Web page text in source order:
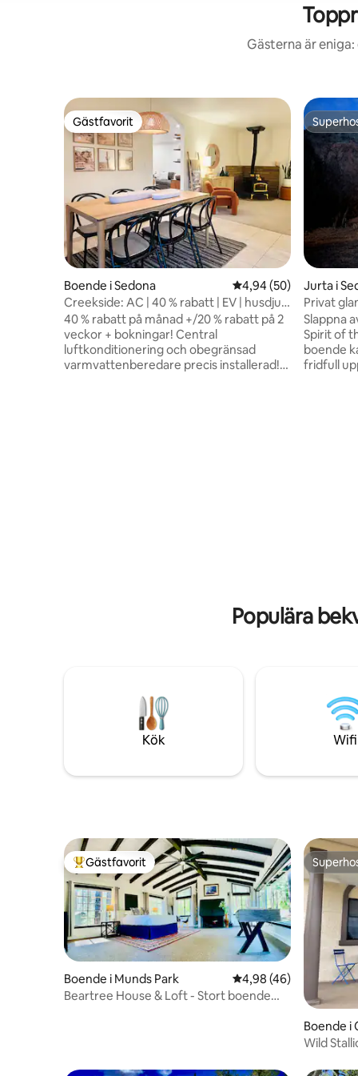
Gästerna är
Gästfavorit
Gästfavorit
Boende i Sedona 4,94 av 5 i
4,94 (50)
Creekside: AC | 40 % rabatt | EV | husdjur
| starlink
40 % rabatt på månad +/20 % rabatt på 2
veckor + bokningar! Central
luftkonditionering och obegränsad
varmvattenberedare precis installerad!
Jurta i
Privat
eldstad:
Slappna
Spirit of
boende
fridfull
Populära
Kök Wifi
Populär gästfavorit
Gästfavorit
Boende i Munds Park 4,98 av 5 i
4,98 (46)
Beartree House & Loft - Stort boende
Boende i
Wild